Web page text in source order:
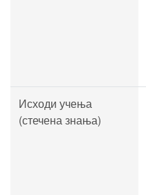
Исходи учења
(стечена знања)